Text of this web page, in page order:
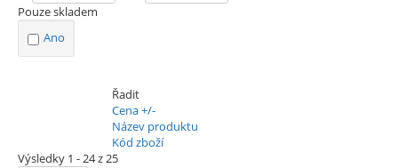
Pouze skladem
Ano
Řadit
Cena +/-
Název produktu
Kód zboží
Výsledky 1 - 24 z 25